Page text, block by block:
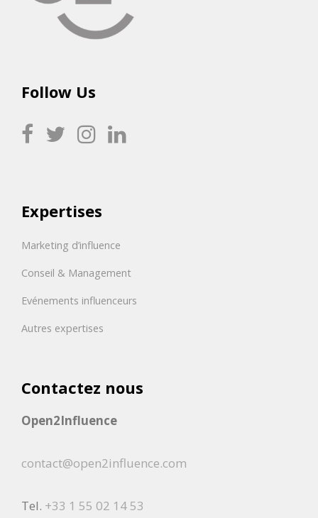
Follow Us
Expertises
Marketing d’influence
Conseil & Management
Evénements influenceurs
Autres expertises
Contactez nous
Open2Influence
contact@open2influence.com
Tel. +33 1 55 02 14 53